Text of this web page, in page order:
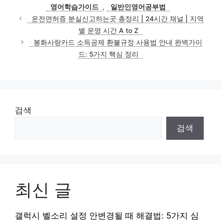
영어학습가이드 ,
일반인영어공부법
운전면허증 분실신고하는곳 총정리 | 24시간 채널 | 지역
별 운영 시간 A to Z
봉화사랑카드 소득공제 환불규정 사용법 안내 완벽가이
드: 5가지 핵심 정리
검색
검색
최신 글
갤럭시 벨소리 설정 안변경될 때 해결법: 5가지 심